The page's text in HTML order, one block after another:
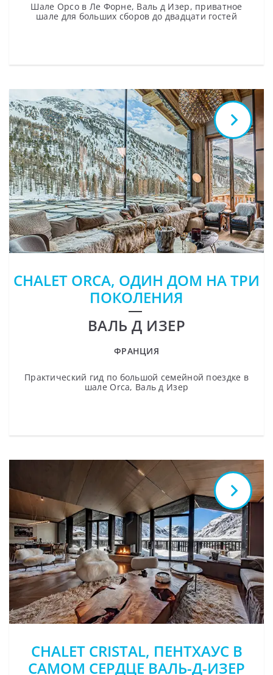
Шале Орсо в Ле Форне, Валь д Изер, приватное
шале для больших сборов до двадцати гостей
CHALET ORCA, ОДИН ДОМ НА ТРИ
ПОКОЛЕНИЯ
ВАЛЬ Д ИЗЕР
ФРАНЦИЯ
Практический гид по большой семейной поездке в
шале Orca, Валь д Изер
CHALET CRISTAL, ПЕНТХАУС В
САМОМ СЕРДЦЕ ВАЛЬ-Д-ИЗЕР